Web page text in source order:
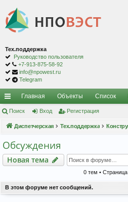
Тех.поддержка
Руководство пользователя
+7-913-875-58-92
info@npowest.ru
Telegram
с
ы
лк
Главная Объекты Список
Поиск Вход Регистрация
Диспетчерская Тех.поддержка
Обсуждения
Новая тема
0 тем • Страница
В этом форуме нет сообщений.